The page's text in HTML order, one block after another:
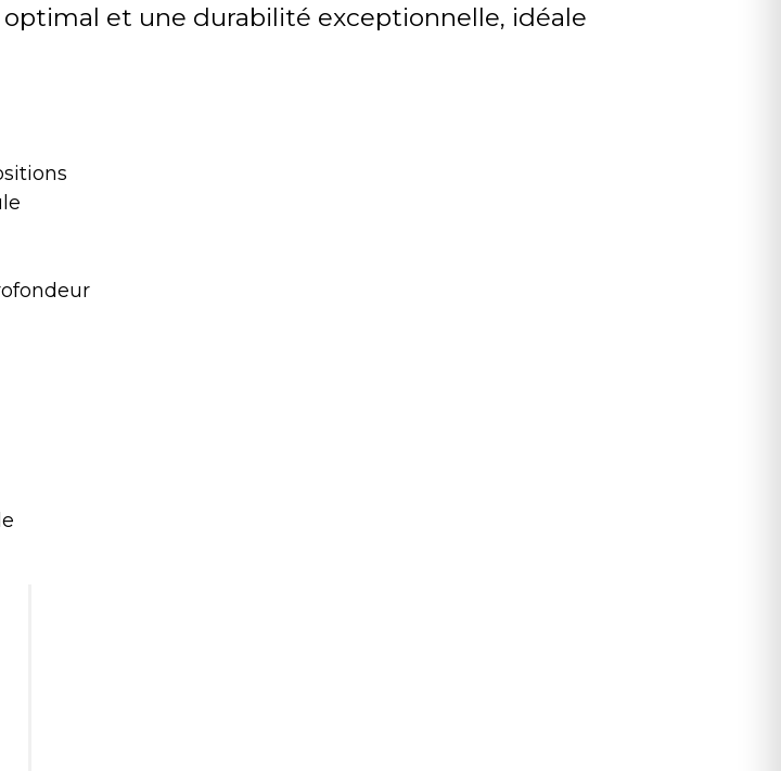
et une durabilité exceptionnelle, idéale